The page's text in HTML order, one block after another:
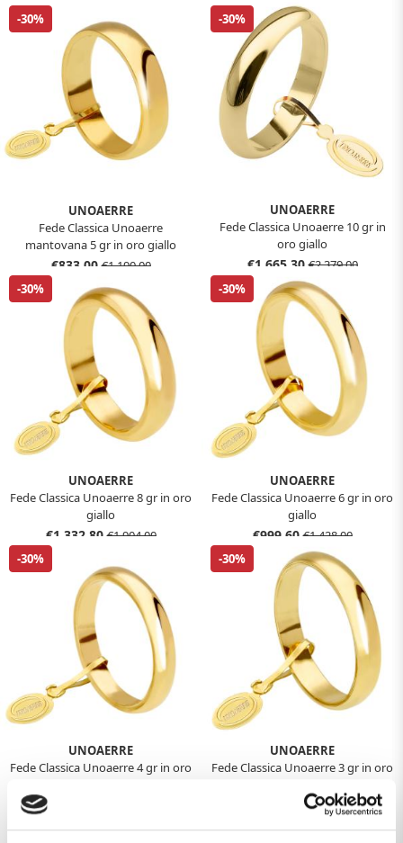
-30%
UNOAERRE
Fede Classica Unoaerre
mantovana 5 gr in oro giallo
€833,00€1.190,00
-30%
UNOAERRE
Fede Classica Unoaerre 10 gr in
oro giallo
€1.665,30€2.379,00
-30%
UNOAERRE
Fede Classica Unoaerre 8 gr in oro
giallo
€1.332,80€1.904,00
-30%
UNOAERRE
Fede Classica Unoaerre 6 gr in oro
giallo
€999,60€1.428,00
-30%
UNOAERRE
Fede Classica Unoaerre 4 gr in oro
-30%
UNOAERRE
Fede Classica Unoaerre 3 gr in oro
€499,80€714,00
-30%
-30%